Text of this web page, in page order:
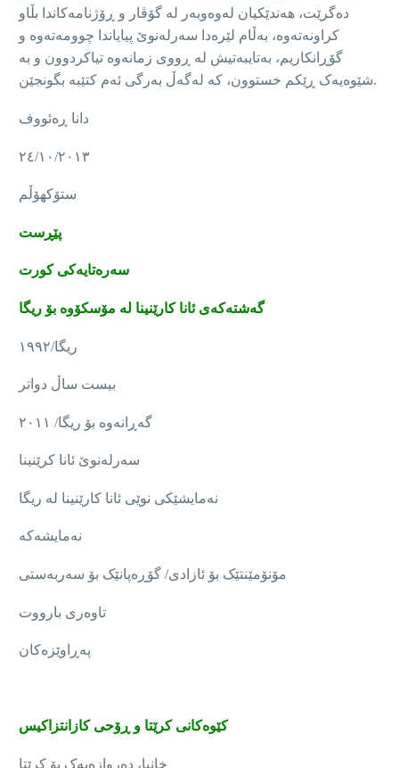
دەگرێت، هەندێکیان لەوەوبەر لە گۆڤار و ڕۆژنامەکاندا بڵاو
کراونەتەوە، بەڵام لێرەدا سەرلەنوێ پیایاندا چوومەتەوە و
گۆڕانکاریم، بەتایبەتیش لە ڕووی زمانەوە تیاکردوون و بە
شێوەیەک ڕێکم خستوون، کە لەگەڵ بەرگی ئەم کتێبە بگونجێن.
دانا ڕەئووف
٢٤/١٠/٢٠١٣
ستۆکهۆڵم
پێڕست
سەرەتایەکی کورت
گەشتەکەی ئانا کارێنینا لە مۆسکۆوە بۆ ریگا
ریگا/١٩٩٢
بیست ساڵ دواتر
گەڕانەوە بۆ ریگا/ ٢٠١١
سەرلەنوێ ئانا کرێنینا
نەمایشێکی نوێی ئانا کارێنینا لە ریگا
نەمایشەکە
مۆنۆمێنتێک بۆ ئازادی/ گۆڕەپانێک بۆ سەربەستی
تاوەری بارووت
پەڕاوێزەکان
کێوەکانی کرێتا و ڕۆحی کازانتزاکیس
خانیا، دەروازەیەک بۆ کرێتا